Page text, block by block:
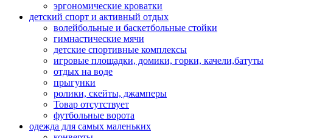
эргономические кроватки
детский спорт и активный отдых
волейбольные и баскетбольные стойки
гимнастические мячи
детские спортивные комплексы
игровые площадки, домики, горки, качели,батуты
отдых на воде
прыгунки
ролики, скейты, джамперы
Товар отсутствует
футбольные ворота
одежда для самых маленьких